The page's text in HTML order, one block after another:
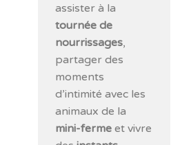
assister à la
tournée de
nourrissages,
partager des
moments
d’intimité avec les
animaux de la
mini-ferme et vivre